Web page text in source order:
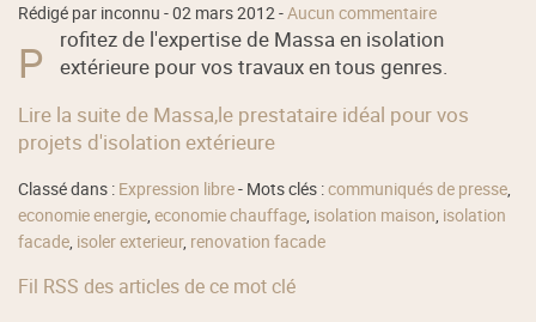
Rédigé par inconnu -02 mars 2012-Aucun commentaire
P
rofitez de l'expertise de Massa en isolation
extérieure pour vos travaux en tous genres.
Lire la suite de Massa,le prestataire idéal pour vos
projets d'isolation extérieure
Classé dans : Expression libre- Mots clés :communiqués de presse,
economie energie,economie chauffage, isolation maison, isolation
facade, isoler exterieur, renovation facade
Fil RSS des articles de ce mot clé